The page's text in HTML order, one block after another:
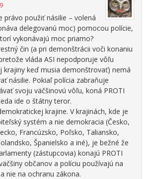
právo použiť násilie – volená
delegovanú moc) pomocou polície,
vykonávajú moc priamo?
čin (a pri demonštrácii voči konaniu
vláda ASI nepodporuje vôľu
krajiny keď musia demonštrovať) nemá
násilie. Pokiaľ polícia zabraňuje
svoju väčšinovú vôľu, koná PROTI
ide o štátny teror.
krajine. V krajinách, kde je
systém a nie demokracia (Česko,
Francúzsko, Poľsko, Taliansko,
Španielsko a iné), je bežné že
(zástupcovia) konajú PROTI
občanov a políciu používajú na
nie na ochranu zákona.